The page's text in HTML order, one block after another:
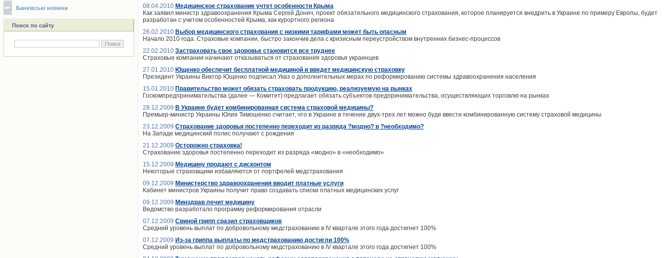
Банківські новини
Поиск по сайту
08.04.2010 Медицинское страхование учтет особенности Крыма
Как заявил министр здравоохранения Крыма Сергей Донич, проект обязательного медицинского страхования, которое планируется внедрить в Украине по примеру Европы, будет
разработан с учетом особенностей Крыма, как курортного региона
26.02.2010 Выбор медицинского страхования с низкими тарифами может быть опасным
Начало 2010 года. Страховые компании, быстро закончив дела с кризисным переустройством внутренних бизнес-процессов
22.02.2010 Застраховать свое здоровье становится все труднее
Страховые компании начинают отказываться от страхования здоровья украинцев
27.01.2010 Ющенко обеспечит бесплатной медициной и введет медицинскую страховку
Президент Украины Виктор Ющенко подписал Указ о дополнительных мерах по реформированию системы здравоохранения населения
15.01.2010 Правительство может обязать страховать продукцию, реализуемую на рынках
Госкомпредпринимательства (далее — Комитет) предлагает обязать субъектов предпринимательства, осуществляющих торговлю на рынках
28.12.2009 В Украине будет комбинированная система страховой медицины?
Премьер-министр Украины Юлия Тимошенко считает, что в Украине в течение двух-трех лет можно буде ввести комбинированную систему страховой медицины
23.12.2009 Страхование здоровья постепенно переходит из разряда ?модно? в ?необходимо?
На Западе медицинский полис получают с рождения
21.12.2009 Осторожно страховка!
Страхование здоровья постепенно переходит из разряда «модно» в «необходимо»
15.12.2009 Медицину продают с дисконтом
Некоторые страховщики избавляются от портфелей медстрахования
09.12.2009 Министерство здравоохранения вводит платные услуги
Кабинет министров Украины получит право создавать списки платных медицинских услуг
09.12.2009 Минздрав лечит медицину
Ведомство разработало программу реформирования отрасли
07.12.2009 Свиной грипп сразил страховщиков
Средний уровень выплат по добровольному медстрахованию в IV квартале этого года достигнет 100%
07.12.2009 Из-за гриппа выплаты по медстрахованию достигли 100%
Средний уровень выплат по добровольному медстрахованию в IV квартале этого года достигнет 100%